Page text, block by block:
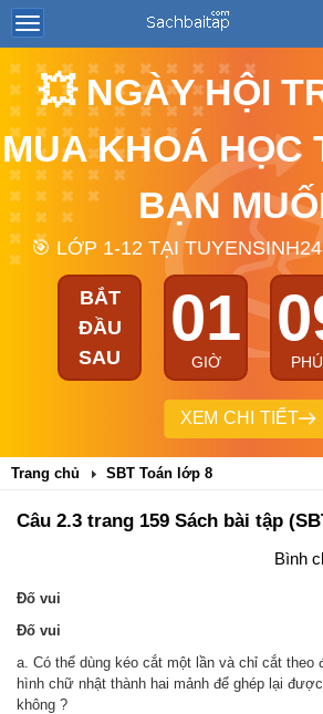
💥 NGÀY HỘI
MUA KHOÁ HỌC
BẠN
🎯 LỚP 1-12 TẠI
BẮT
ĐẦU
SAU
01
GIỜ
XEM CHI TIẾT
Trang chủ SBT Toán lớp 8
Câu 2.3 trang 159 Sách bài tập
Bình
Đố vui
Đố vui
a. Có thể dùng kéo cắt một lần và chỉ cắt theo
hình chữ nhật thành hai mảnh để ghép lại
không ?